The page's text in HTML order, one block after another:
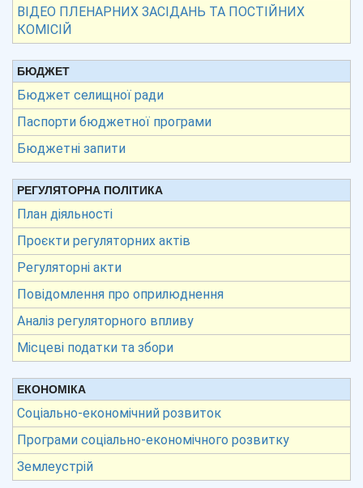
ВІДЕО ПЛЕНАРНИХ ЗАСІДАНЬ ТА ПОСТІЙНИХ
КОМІСІЙ
БЮДЖЕТ
Бюджет селищної ради
Паспорти бюджетної програми
Бюджетні запити
РЕГУЛЯТОРНА ПОЛІТИКА
План діяльності
Проєкти регуляторних актів
Регуляторні акти
Повідомлення про оприлюднення
Аналіз регуляторного впливу
Місцеві податки та збори
ЕКОНОМІКА
Соціально-економічний розвиток
Програми соціально-економічного розвитку
Землеустрій